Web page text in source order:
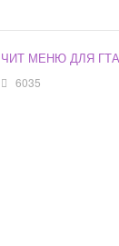
ЧИТ МЕНЮ ДЛЯ
6035